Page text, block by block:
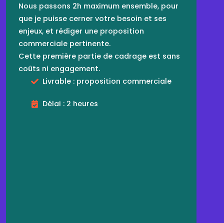
Nous passons 2h maximum ensemble, pour
que je puisse cerner votre besoin et ses
enjeux, et rédiger une proposition
commerciale pertinente.
Cette première partie de cadrage est sans
coûts ni engagement.
Livrable : proposition commerciale
Délai : 2 heures